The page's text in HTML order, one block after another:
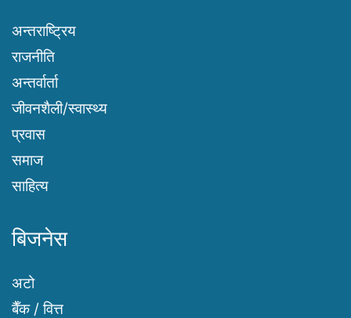
अन्तराष्ट्रिय
राजनीति
अन्तर्वार्ता
जीवनशैली/स्वास्थ्य
प्रवास
समाज
साहित्य
बिजनेस
अटो
बैँक / वित्त